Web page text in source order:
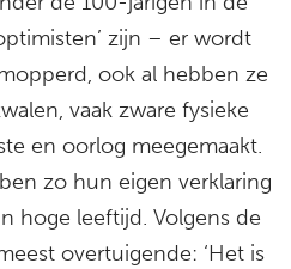
zijn – er wordt
ook al hebben ze
vaak zware fysieke
en oorlog meegemaakt.
zo hun eigen verklaring
hoge leeftijd. Volgens de
overtuigende: ‘Het is